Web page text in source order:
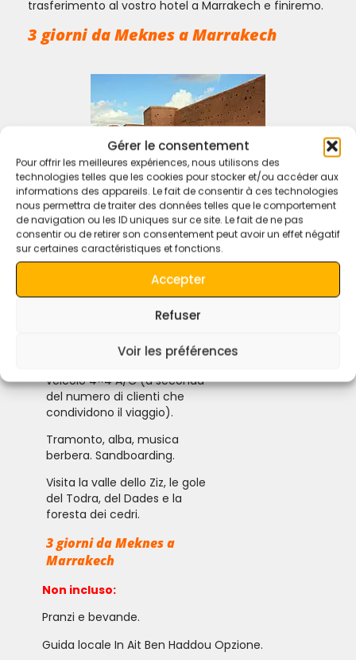
Gérer le consentement
Pour offrir les meilleures expériences, nous utilisons des
technologies telles que les cookies pour stocker et/ou accéder aux
informations des appareils. Le fait de consentir à ces technologies
nous permettra de traiter des données telles que le comportement
de navigation ou les ID uniques sur ce site. Le fait de ne pas
consentir ou de retirer son consentement peut avoir un effet négatif
sur certaines caractéristiques et fonctions.
Accepter
Refuser
Voir les préférences
trasferimento al vostro hotel a Marrakech e finiremo.
3 giorni da Meknes a Marrakech
Compreso:
Pick up in hotel, rientro in hotel.
in cammello.
veicolo 4×4 A/C (a seconda
del numero di clienti che
condividono il viaggio).
Tramonto, alba, musica
berbera. Sandboarding.
Visita la valle dello Ziz, le gole
del Todra, del Dades e la
foresta dei cedri.
3 giorni da Meknes a
Marrakech
Non incluso:
Pranzi e bevande.
Guida locale In Ait Ben Haddou Opzione.